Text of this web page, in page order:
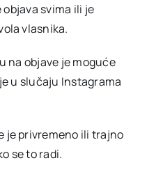
svima ili je
vlasnika.
na objave je moguće
u slučaju Instagrama
je privremeno ili trajno
se to radi.